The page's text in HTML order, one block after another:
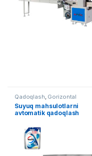
Qadoqlash Gorizontal
qadoqlash
Suyuq mahsulotlarni
avtomatik qadoqlash